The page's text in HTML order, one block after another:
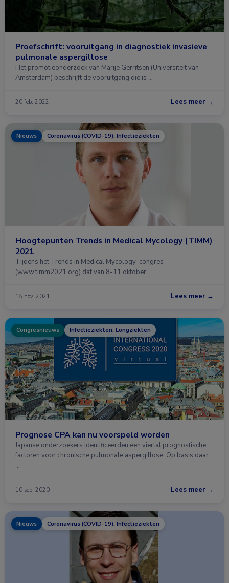
Proefschrift: vooruitgang in diagnostiek invasieve
pulmonale aspergillose
Het promotieonderzoek van Marije Gerritsen (Universiteit van
Amsterdam) beschrijft de vooruitgang die is …
20 feb. 2022 Lees meer →
Nieuws Coronavirus (COVID-19), Infectieziekten
Hoogtepunten Trends in Medical Mycology (TIMM)
2021
Tijdens het Trends in Medical Mycology-congres
(www.timm2021.org) dat van 8-11 oktober …
18 nov. 2021 Lees meer →
Congresnieuws Infectieziekten, Longziekten
Prognose CPA kan nu voorspeld worden
Japanse onderzoekers identificeerden een viertal prognostische
factoren voor chronische pulmonale aspergillose. Op basis daar
…
10 sep. 2020 Lees meer →
Nieuws Coronavirus (COVID-19), Infectieziekten